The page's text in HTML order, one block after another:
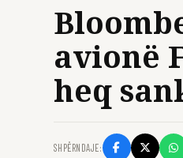
avionë
heq
SHPËRNDAJE: